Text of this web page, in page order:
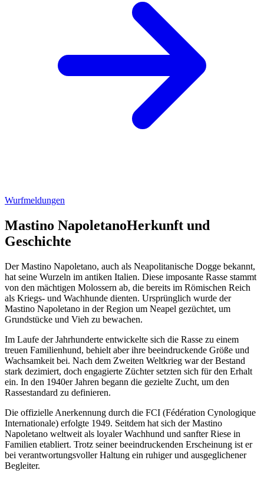
Wurfmeldungen
Mastino NapoletanoHerkunft und
Geschichte
Der Mastino Napoletano, auch als Neapolitanische Dogge bekannt,
hat seine Wurzeln im antiken Italien. Diese imposante Rasse stammt
von den mächtigen Molossern ab, die bereits im Römischen Reich
als Kriegs- und Wachhunde dienten. Ursprünglich wurde der
Mastino Napoletano in der Region um Neapel gezüchtet, um
Grundstücke und Vieh zu bewachen.
Im Laufe der Jahrhunderte entwickelte sich die Rasse zu einem
treuen Familienhund, behielt aber ihre beeindruckende Größe und
Wachsamkeit bei. Nach dem Zweiten Weltkrieg war der Bestand
stark dezimiert, doch engagierte Züchter setzten sich für den Erhalt
ein. In den 1940er Jahren begann die gezielte Zucht, um den
Rassestandard zu definieren.
Die offizielle Anerkennung durch die FCI (Fédération Cynologique
Internationale) erfolgte 1949. Seitdem hat sich der Mastino
Napoletano weltweit als loyaler Wachhund und sanfter Riese in
Familien etabliert. Trotz seiner beeindruckenden Erscheinung ist er
bei verantwortungsvoller Haltung ein ruhiger und ausgeglichener
Begleiter.